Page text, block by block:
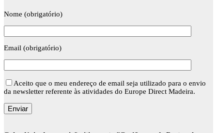
Nome (obrigatório)
Email (obrigatório)
Aceito que o meu endereço de email seja utilizado para o envio
da newsletter referente às atividades do Europe Direct Madeira.